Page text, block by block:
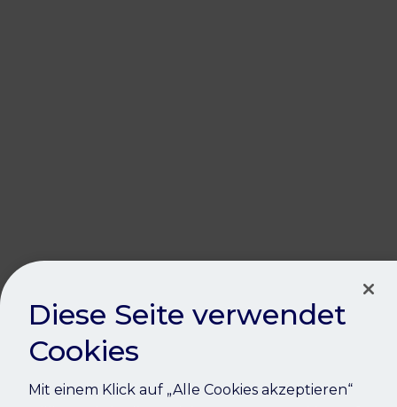
Oops!
Diese Seite verwendet
Cookies
Mit einem Klick auf „Alle Cookies akzeptieren“